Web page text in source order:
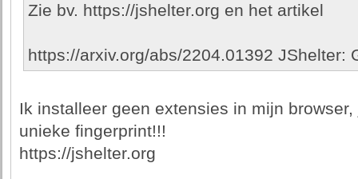
Zie bv. https://jshelter.org en het artikel
https://arxiv.org/abs/2204.01392 JShelter:
Ik installeer geen extensies in mijn
unieke fingerprint!!!
https://jshelter.org